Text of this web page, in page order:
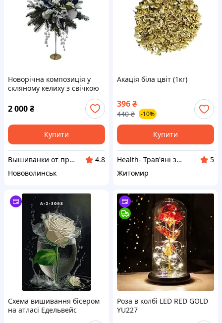
Новорічна композиція у
скляному келиху з свічкою
2 000₴
Купити
Вышиванки от производителя «Волинські візерунки»
4.8
Нововолинськ
Акація біла цвіт (1кг)
396₴
440 ₴ -10%
Купити
Health- Трав'яні збори, коріння, плоди та насіння
5
Житомир
Схема вишивання бісером
на атласі Едельвейс
Троянда в келиху А-2-3068
Роза в колбі LED RED GOLD
YU227